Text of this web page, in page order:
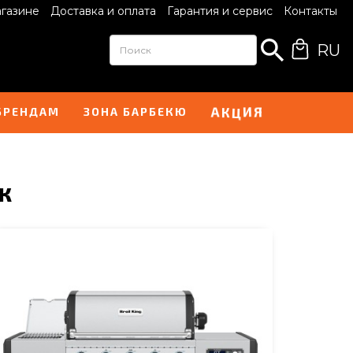
Доставка и оплата Гарантия и сервис Контакты
RU
ЗОНА БАРБЕКЮ АКЦИЯ